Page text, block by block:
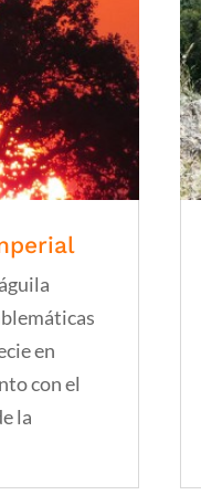
en
con el
la